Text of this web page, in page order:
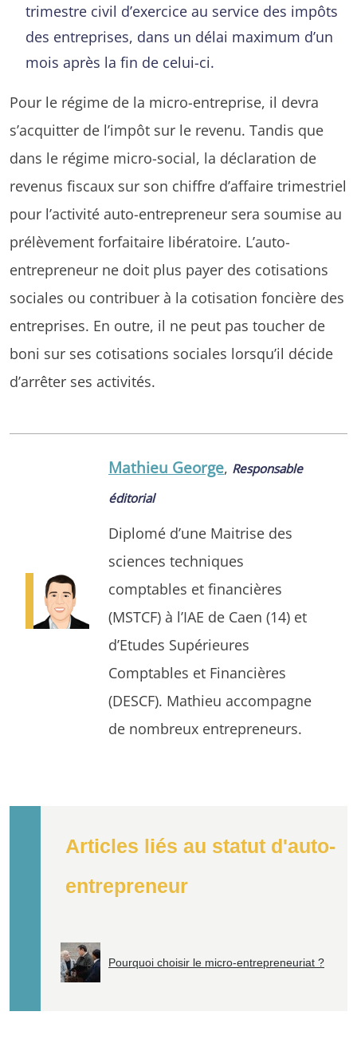
trimestre civil d’exercice au service des impôts
des entreprises, dans un délai maximum d’un
mois après la fin de celui-ci.
Pour le régime de la micro-entreprise, il devra
s’acquitter de l’impôt sur le revenu. Tandis que
dans le régime micro-social, la déclaration de
revenus fiscaux sur son chiffre d’affaire trimestriel
pour l’activité auto-entrepreneur sera soumise au
prélèvement forfaitaire libératoire. L’auto-
entrepreneur ne doit plus payer des cotisations
sociales ou contribuer à la cotisation foncière des
entreprises. En outre, il ne peut pas toucher de
boni sur ses cotisations sociales lorsqu’il décide
d’arrêter ses activités.
Articles liés au statut d'auto-
entrepreneur
Pourquoi choisir le micro-entrepreneuriat ?
Mathieu George, Responsable
éditorial
Diplomé d’une Maitrise des
sciences techniques
comptables et financières
(MSTCF) à l’IAE de Caen (14) et
d’Etudes Supérieures
Comptables et Financières
(DESCF). Mathieu accompagne
de nombreux entrepreneurs.